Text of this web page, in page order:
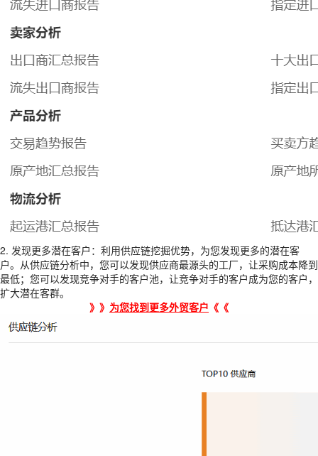
2. 发现更多潜在客户：利用供应链挖掘优势，为您发现更多的潜在客
户。从供应链分析中，您可以发现供应商最源头的工厂，让采购成本降到
最低；您可以发现竞争对手的客户池，让竞争对手的客户成为您的客户，
扩大潜在客群。
》》 为您找到更多外贸客户 《《